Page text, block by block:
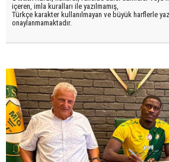
içeren, imla kuralları ile yazılmamış,
Türkçe karakter kullanılmayan ve büyük harflerle
onaylanmamaktadır.